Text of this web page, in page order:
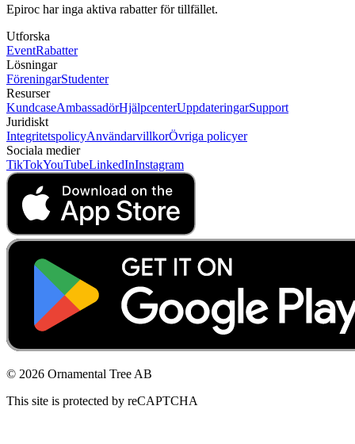
Epiroc har inga aktiva rabatter för tillfället.
Utforska
EventRabatter
Lösningar
FöreningarStudenter
Resurser
KundcaseAmbassadörHjälpcenterUppdateringarSupport
Juridiskt
IntegritetspolicyAnvändarvillkorÖvriga policyer
Sociala medier
TikTokYouTubeLinkedInInstagram
© 2026 Ornamental Tree AB
This site is protected by reCAPTCHA